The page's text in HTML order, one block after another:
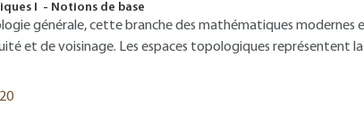
I - Notions de base
générale, cette branche des mathématiques modernes
et de voisinage. Les espaces topologiques représentent